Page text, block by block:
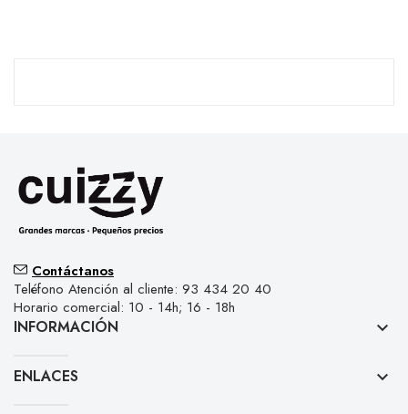
Contáctanos
Teléfono Atención al cliente: 93 434 20 40
Horario comercial: 10 - 14h; 16 - 18h
INFORMACIÓN keyboard_arrow_down
ENLACES keyboard_arrow_down